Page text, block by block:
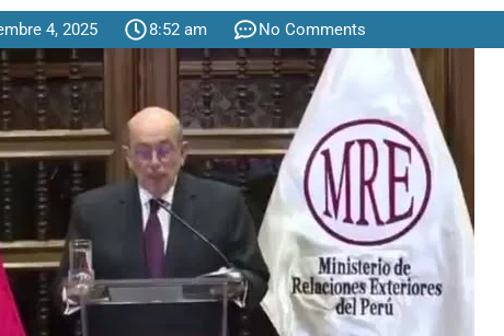
4, 2025 8:52 am No Comments